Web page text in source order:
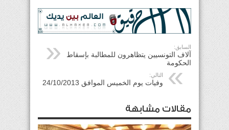
السابق:
آلاف التونسيين يتظاهرون للمطالبة بإسقاط
الحكومة
التالي:
وفيات يوم الخميس الموافق 24/10/2013
مقالات مشابهة